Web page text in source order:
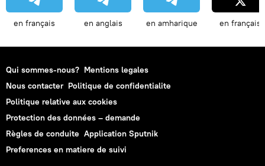
en français en anglais en amharique en français
Qui sommes-nous? Mentions legales
Nous contacter Politique de confidentialite
Politique relative aux cookies
Protection des données – demande
Règles de conduite Application Sputnik
Preferences en matiere de suivi